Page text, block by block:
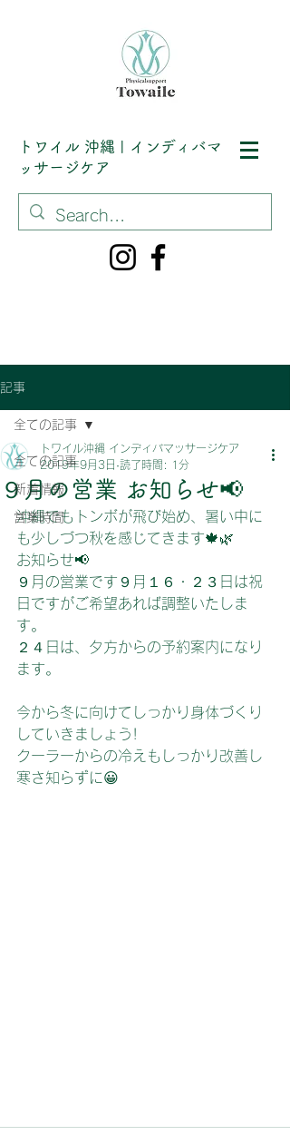
トワイル 沖縄 | インディバマ
ッサージケア
記事
全ての記事
新着情報
営業時間
全ての記事
９月の営業 お知らせ📢
トワイル沖縄 インディバマッサージケア
2019年9月3日 読了時間: 1分
沖縄でもトンボが飛び始め、暑い中に
も少しづつ秋を感じてきます🍁🌿
お知らせ📢
９月の営業です９月１６・２３日は祝
日ですがご希望あれば調整いたしま
す。
２４日は、夕方からの予約案内になり
ます。
今から冬に向けてしっかり身体づくり
していきましょう!
クーラーからの冷えもしっかり改善し
寒さ知らずに😀